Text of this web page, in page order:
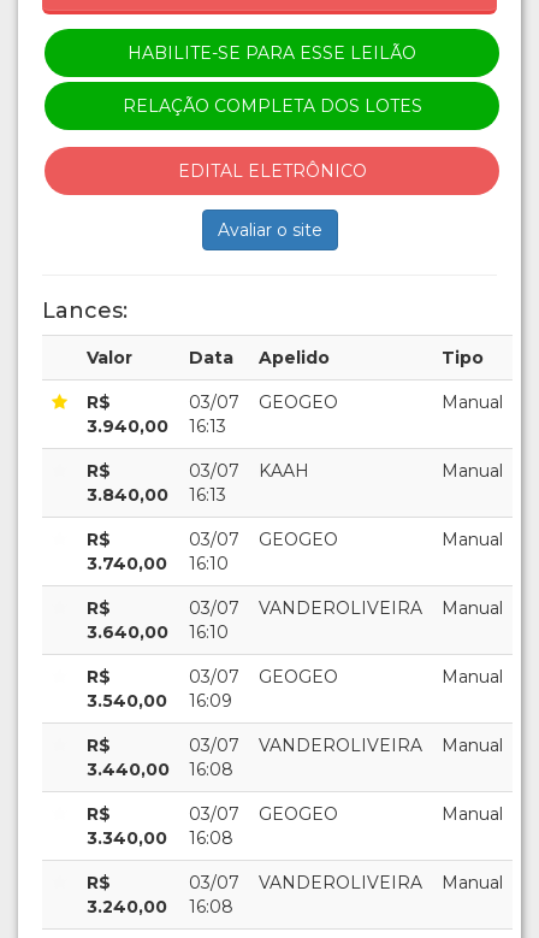
HABILITE-SE PARA ESSE LEILÃO
RELAÇÃO COMPLETA DOS LOTES
EDITAL ELETRÔNICO
Avaliar o site
Lances:
Valor Data Apelido Tipo
R$
3.940,00
03/07
16:13
GEOGEO Manual
R$
3.840,00
03/07
16:13
KAAH Manual
R$
3.740,00
03/07
16:10
GEOGEO Manual
R$
3.640,00
03/07
16:10
VANDEROLIVEIRA Manual
R$
3.540,00
03/07
16:09
GEOGEO Manual
R$
3.440,00
03/07
16:08
VANDEROLIVEIRA Manual
R$
3.340,00
03/07
16:08
GEOGEO Manual
R$
3.240,00
03/07
16:08
VANDEROLIVEIRA Manual